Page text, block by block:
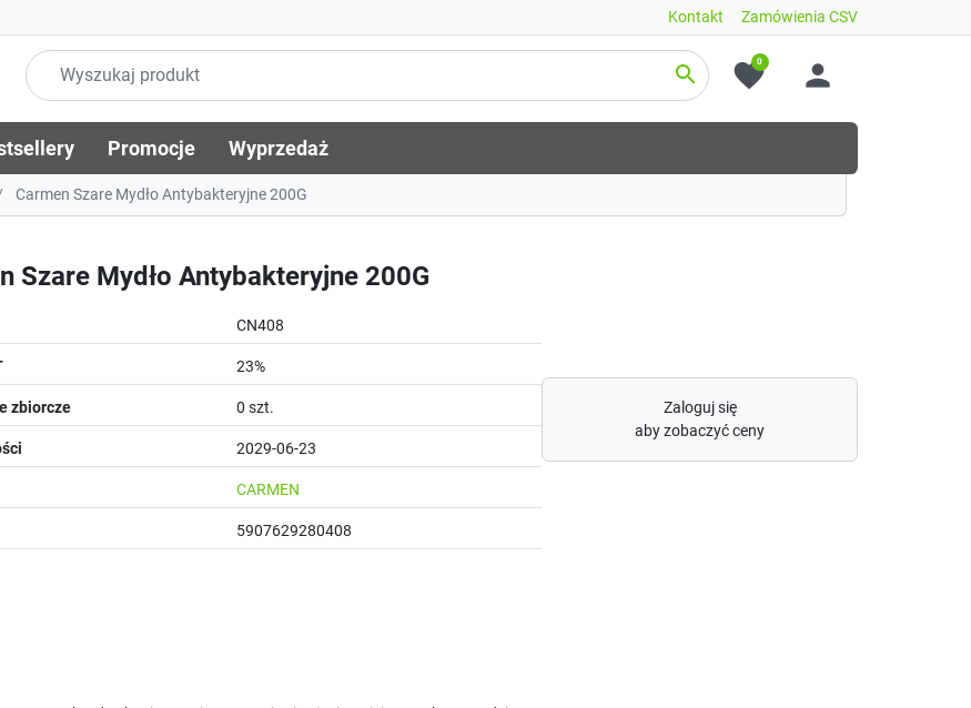
Zamówienia CSV
Kontakt
search favorite
0 person
Promocje Wyprzedaż
Carmen Szare Mydło Antybakteryjne 200G
Szare Mydło Antybakteryjne 200G
CN408
23%
zbiorcze 0 szt.
2029-06-23
CARMEN
5907629280408
Zaloguj się
aby zobaczyć ceny